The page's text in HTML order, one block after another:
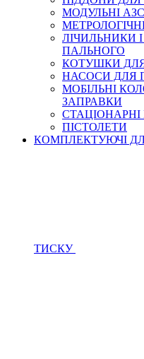
МОДУЛЬНІ АЗС
ЛІЧИЛЬНИКИ
ПАЛЬНОГО
КОТУШКИ
НАСОСИ ДЛЯ
МОБІЛЬНІ
ЗАПРАВКИ
ПІСТОЛЕТИ
КОМПЛЕКТУЮЧІ
ТИСКУ